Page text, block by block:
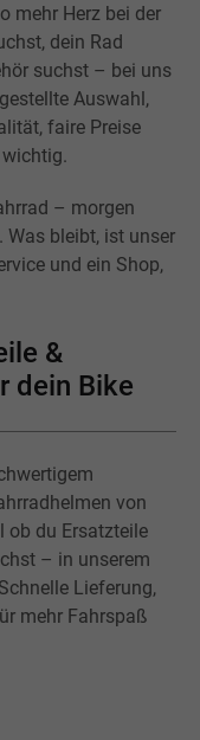
mehr Herz bei der
dein Rad
suchst – bei uns
Auswahl,
faire Preise
– morgen
bleibt, ist unser
und ein Shop,
&
dein Bike
von
ob du Ersatzteile
– in unserem
Lieferung,
mehr Fahrspaß